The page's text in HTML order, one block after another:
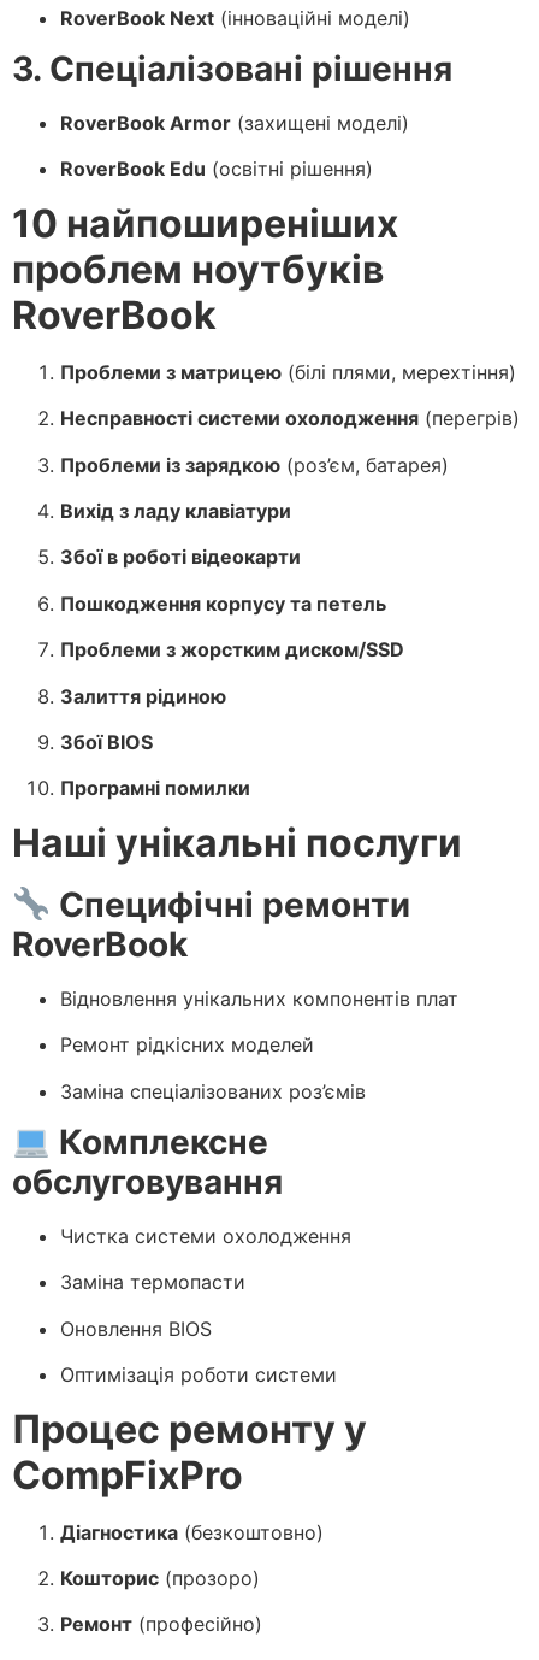
RoverBook Next (інноваційні моделі)
3. Спеціалізовані рішення
RoverBook Armor (захищені моделі)
RoverBook Edu (освітні рішення)
10 найпоширеніших
проблем ноутбуків
RoverBook
Проблеми з матрицею (білі плями, мерехтіння)
Несправності системи охолодження (перегрів)
Проблеми із зарядкою (роз’єм, батарея)
Вихід з ладу клавіатури
Збої в роботі відеокарти
Пошкодження корпусу та петель
Проблеми з жорстким диском/SSD
Залиття рідиною
Збої BIOS
Програмні помилки
Наші унікальні послуги
Специфічні ремонти
RoverBook
Відновлення унікальних компонентів плат
Ремонт рідкісних моделей
Заміна спеціалізованих роз’ємів
Комплексне
обслуговування
Чистка системи охолодження
Заміна термопасти
Оновлення BIOS
Оптимізація роботи системи
Процес ремонту у
CompFixPro
Діагностика (безкоштовно)
Кошторис (прозоро)
Ремонт (професійно)